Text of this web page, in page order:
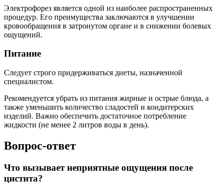
Электрофорез является одной из наиболее распространенных
процедур. Его преимущества заключаются в улучшении
кровообращения в затронутом органе и в снижении болевых
ощущений.
Питание
Следует строго придерживаться диеты, назначенной
специалистом.
Рекомендуется убрать из питания жирные и острые блюда, а
также уменьшить количество сладостей и кондитерских
изделий. Важно обеспечить достаточное потребление
жидкости (не менее 2 литров воды в день).
Вопрос-ответ
Что вызывает неприятные ощущения после
цистита?